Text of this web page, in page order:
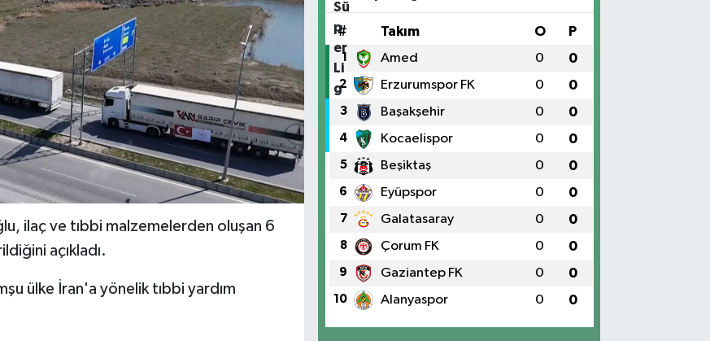
ilaç ve tıbbi malzemelerden oluşan 6
açıkladı.
ülke İran'a yönelik tıbbi yardım
# Takım O P
1 Amed 0 0
2 Erzurumspor FK 0 0
3 Başakşehir 0 0
4 Kocaelispor 0 0
5 Beşiktaş 0 0
6 Eyüpspor 0 0
7 Galatasaray 0 0
8 Çorum FK 0 0
9 Gaziantep FK 0 0
10 Alanyaspor 0 0